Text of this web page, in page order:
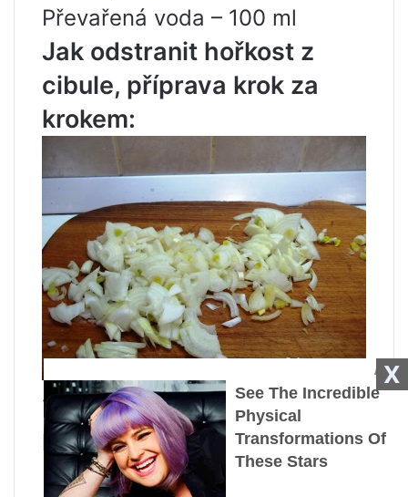
X
Převařená voda – 100 ml
Jak odstranit hořkost z
cibule, příprava krok za
krokem:
1. Cibuli oloupeme a omyjeme
pod tekoucí studenou vodou.
Na prkénku jej nakrájejte